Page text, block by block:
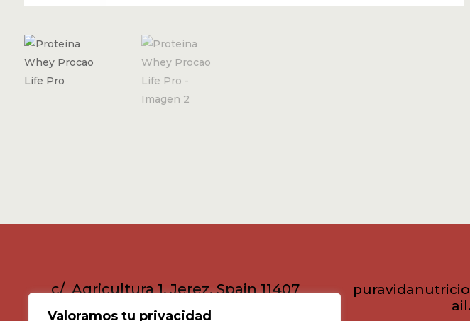
Valoramos tu privacidad
c/ Agricultura 1, Jerez, Spain 11407